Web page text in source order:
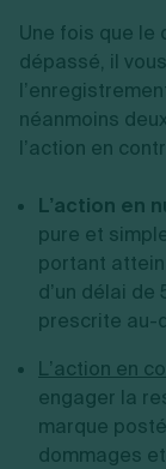
Une fois que le
dépassé, il
néanmoins
l’action en
L’action en
pure et
portant
d’un délai de
prescrite au-
L’action en
engager la
marque
dommages